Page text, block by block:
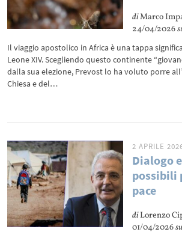
diMarco
24/04/2026
Il viaggio apostolico in Africa è una tappa
Leone XIV. Scegliendo questo continente
dalla sua elezione, Prevost lo ha voluto porre
Chiesa e del…
2 APRILE
Dialogo
possibili
pace
diLorenzo
01/04/2026su